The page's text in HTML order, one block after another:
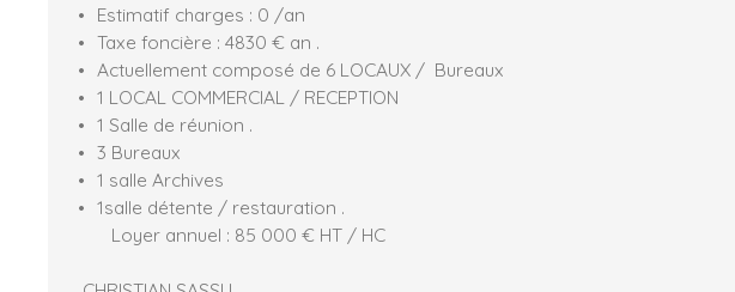
Estimatif charges : 0 /an
Taxe foncière : 4830 € an .
Actuellement composé de 6 LOCAUX / Bureaux
1 LOCAL COMMERCIAL / RECEPTION
1 Salle de réunion .
3 Bureaux
1 salle Archives
1salle détente / restauration .
Loyer annuel : 85 000 € HT / HC